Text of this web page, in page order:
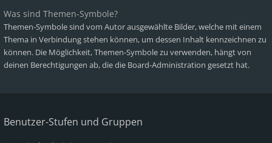
Was sind Themen-Symbole?
Themen-Symbole sind vom Autor ausgewählte Bilder, welche mit einem
Thema in Verbindung stehen können, um dessen Inhalt kennzeichnen zu
können. Die Möglichkeit, Themen-Symbole zu verwenden, hängt von
deinen Berechtigungen ab, die die Board-Administration gesetzt hat.
Benutzer-Stufen und Gruppen